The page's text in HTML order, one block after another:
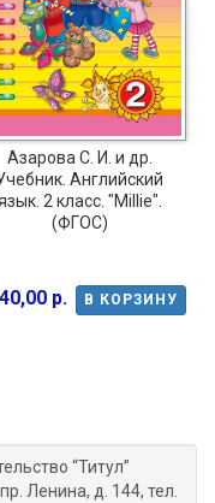
Азарова С. И. и др.
Английский
2 класс. "Millie".
(ФГОС)
В КОРЗИНУ
р.
“Титул”
Ленина, д. 144, тел.